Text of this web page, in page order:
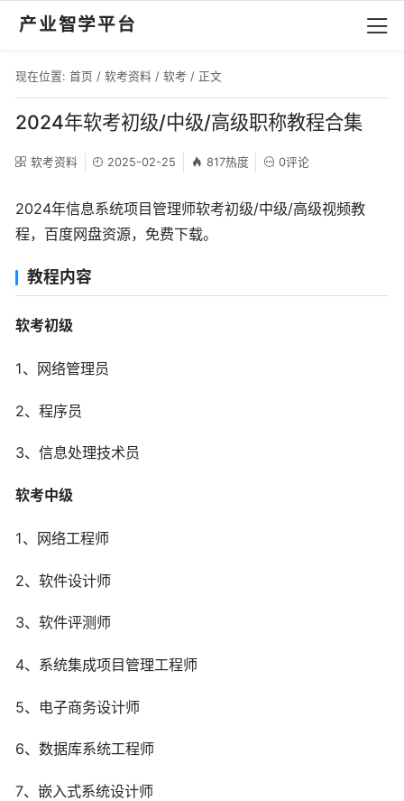
产业智学平台
现在位置: 首页 / 软考资料 / 软考 / 正文
2024年软考初级/中级/高级职称教程合集
软考资料 2025-02-25 817热度 0评论
2024年信息系统项目管理师软考初级/中级/高级视频教
程，百度网盘资源，免费下载。
教程内容
软考初级
1、网络管理员
2、程序员
3、信息处理技术员
软考中级
1、网络工程师
2、软件设计师
3、软件评测师
4、系统集成项目管理工程师
5、电子商务设计师
6、数据库系统工程师
7、嵌入式系统设计师